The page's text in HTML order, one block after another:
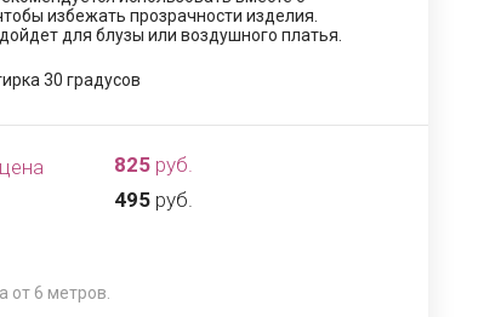
избежать прозрачности изделия.
для блузы или воздушного платья.
30 градусов
825 руб.
495 руб.
от 6 метров.